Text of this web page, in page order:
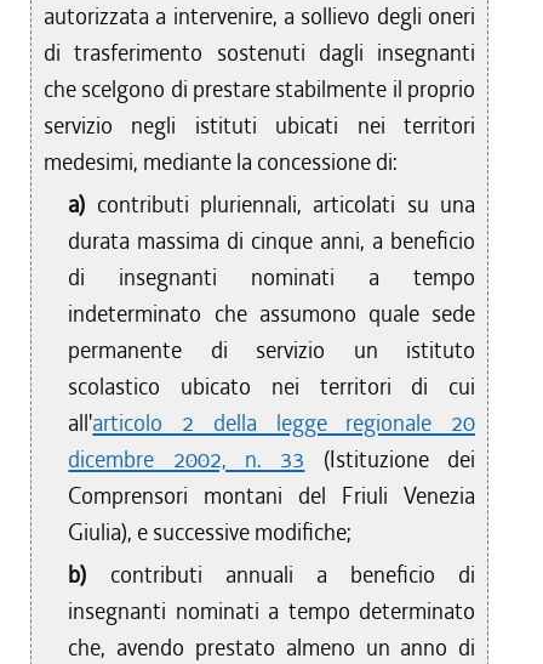
autorizzata a intervenire, a sollievo degli oneri
di trasferimento sostenuti dagli insegnanti
che scelgono di prestare stabilmente il proprio
servizio negli istituti ubicati nei territori
medesimi, mediante la concessione di:
a) contributi pluriennali, articolati su una
durata massima di cinque anni, a beneficio
di insegnanti nominati a tempo
indeterminato che assumono quale sede
permanente di servizio un istituto
scolastico ubicato nei territori di cui
all'articolo 2 della legge regionale 20
dicembre 2002, n. 33 (Istituzione dei
Comprensori montani del Friuli Venezia
Giulia), e successive modifiche;
b) contributi annuali a beneficio di
insegnanti nominati a tempo determinato
che, avendo prestato almeno un anno di